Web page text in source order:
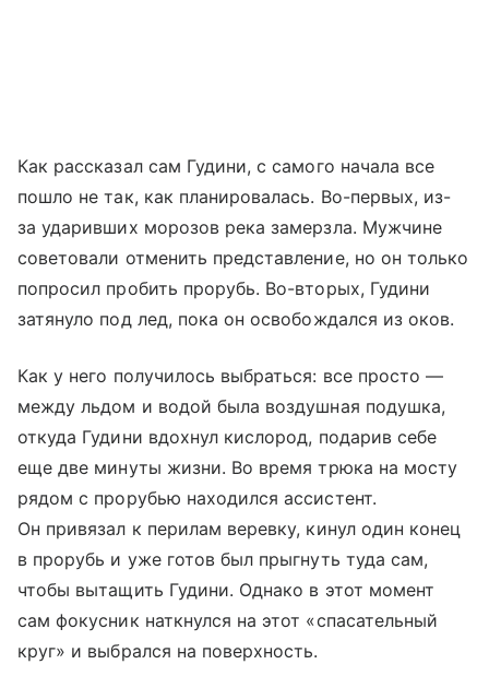
Как рассказал сам Гудини, с самого начала все
пошло не так, как планировалась. Во-первых, из-
за ударивших морозов река замерзла. Мужчине
советовали отменить представление, но он только
попросил пробить прорубь. Во-вторых, Гудини
затянуло под лед, пока он освобождался из оков.
Как у него получилось выбраться: все просто —
между льдом и водой была воздушная подушка,
откуда Гудини вдохнул кислород, подарив себе
еще две минуты жизни. Во время трюка на мосту
рядом с прорубью находился ассистент.
Он привязал к перилам веревку, кинул один конец
в прорубь и уже готов был прыгнуть туда сам,
чтобы вытащить Гудини. Однако в этот момент
сам фокусник наткнулся на этот «спасательный
круг» и выбрался на поверхность.